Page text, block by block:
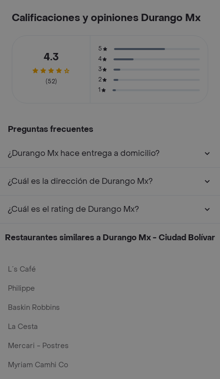
Calificaciones y opiniones Durango Mx
4.3
(52)
5
4
3
2
1
Preguntas frecuentes
¿Durango Mx hace entrega a domicilio?
¿Cuál es la dirección de Durango Mx?
¿Cuál es el rating de Durango Mx?
Restaurantes similares a Durango Mx - Ciudad Bolívar
L´s Café
Philippe
Baskin Robbins
La Cesta
Mercari - Postres
Myriam Camhi Co